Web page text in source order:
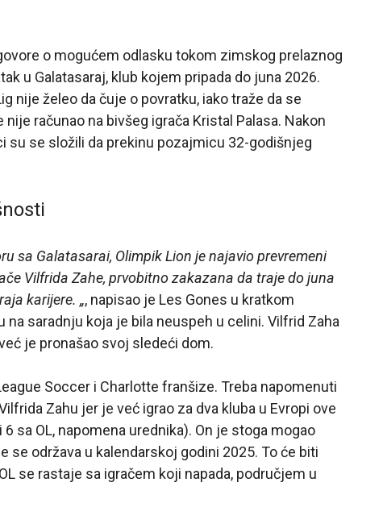
o mogućem odlasku tokom zimskog prelaznog
u Galatasaraj, klub kojem pripada do juna 2026.
nije želeo da čuje o povratku, iako traže da se
računao na bivšeg igrača Kristal Palasa. Nakon
su se složili da prekinu pozajmicu 32-godišnjeg
sa Galatasarai, Olimpik Lion je najavio prevremeni
Vilfrida Zahe, prvobitno zakazana da traje do juna
karijere. „, napisao je Les Gones u kratkom
saradnju koja je bila neuspeh u celini. Vilfrid Zaha
je pronašao svoj sledeći dom.
Soccer i Charlotte franšize. Treba napomenuti
Zahu jer je već igrao za dva kluba u Evropi ove
sa OL, napomena urednika). On je stoga mogao
se održava u kalendarskoj godini 2025. To će biti
se rastaje sa igračem koji napada, područjem u